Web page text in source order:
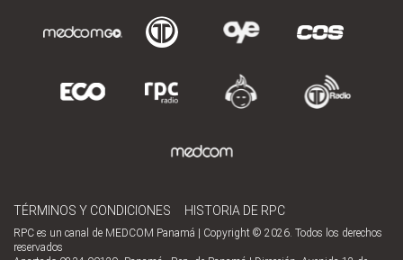
TÉRMINOS Y CONDICIONES HISTORIA DE RPC
RPC es un canal de MEDCOM Panamá | Copyright © 2026. Todos los derechos
reservados